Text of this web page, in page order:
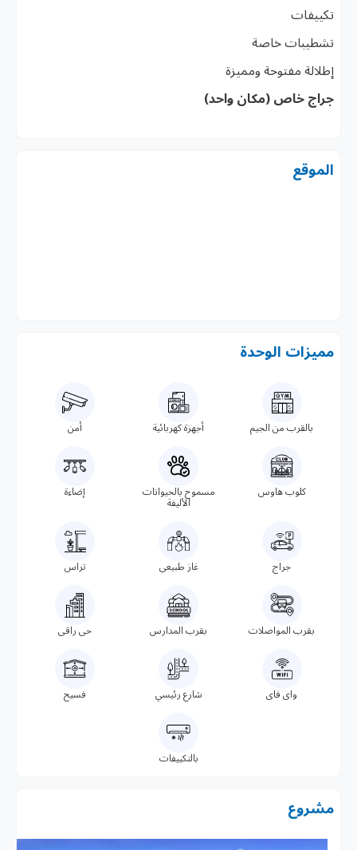
تكييفات
تشطيبات خاصة
إطلالة مفتوحة ومميزة
جراج خاص (مكان واحد)
الموقع
مميزات الوحدة
بالقرب من الجيم أجهزة كهربائية أمن
كلوب هاوس
مسموح بالحيوانات
الأليفة
إضاءة
جراج غاز طبيعى تراس
بقرب المواصلات بقرب المدارس حى راقى
واى فاى شارع رئيسي فسيح
بالتكييفات
مشروع